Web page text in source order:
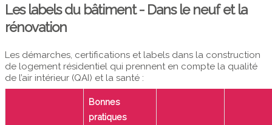
Les labels du bâtiment - Dans le neuf et la
rénovation
Les démarches, certifications et labels dans la construction
de logement résidentiel qui prennent en compte la qualité
de l’air intérieur (QAI) et la santé :
Bonnes
pratiques